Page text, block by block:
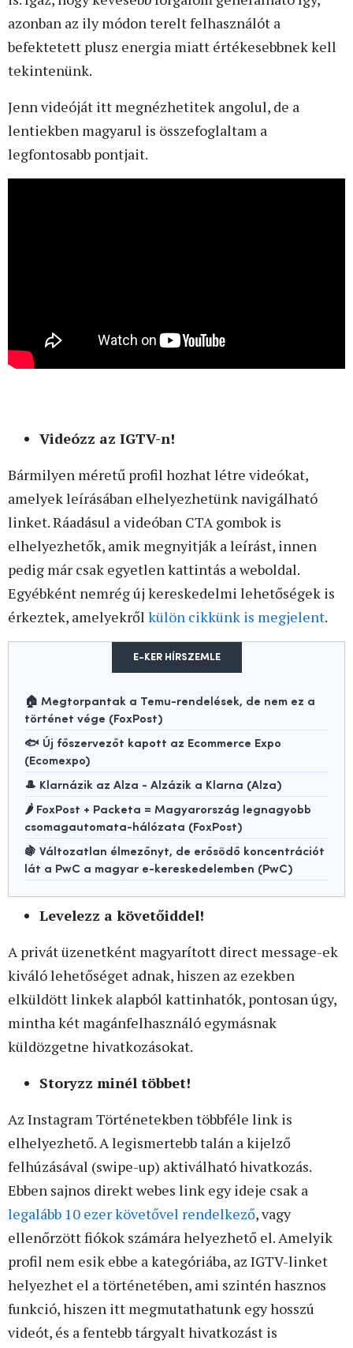
azonban az ily módon terelt felhasználót a
befektetett plusz energia miatt értékesebbnek kell
tekintenünk.
Jenn videóját itt megnézhetitek angolul, de a
lentiekben magyarul is összefoglaltam a
legfontosabb pontjait.
Videózz az IGTV-n!
Bármilyen méretű profil hozhat létre videókat,
amelyek leírásában elhelyezhetünk navigálható
linket. Ráadásul a videóban CTA gombok is
elhelyezhetők, amik megnyitják a leírást, innen
pedig már csak egyetlen kattintás a weboldal.
Egyébként nemrég új kereskedelmi lehetőségek is
érkeztek, amelyekről külön cikkünk is megjelent.
E-KER HÍRSZEMLE
🏠 Megtorpantak a Temu-rendelések, de nem ez a
történet vége (FoxPost)
🐟 Új főszervezőt kapott az Ecommerce Expo
(Ecomexpo)
🎩 Klarnázik az Alza - Alzázik a Klarna (Alza)
🌶️ FoxPost + Packeta = Magyarország legnagyobb
csomagautomata-hálózata (FoxPost)
🍇 Változatlan élmezőnyt, de erősödő koncentrációt
lát a PwC a magyar e-kereskedelemben (PwC)
Levelezz a követőiddel!
A privát üzenetként magyarított direct message-ek
kiváló lehetőséget adnak, hiszen az ezekben
elküldött linkek alapból kattinhatók, pontosan úgy,
mintha két magánfelhasználó egymásnak
küldözgetne hivatkozásokat.
Storyzz minél többet!
Az Instagram Történetekben többféle link is
elhelyezhető. A legismertebb talán a kijelző
felhúzásával (swipe-up) aktiválható hivatkozás.
Ebben sajnos direkt webes link egy ideje csak a
legalább 10 ezer követővel rendelkező, vagy
ellenőrzött fiókok számára helyezhető el. Amelyik
profil nem esik ebbe a kategóriába, az IGTV-linket
helyezhet el a történetében, ami szintén hasznos
funkció, hiszen itt megmutathatunk egy hosszú
videót, és a fentebb tárgyalt hivatkozást is